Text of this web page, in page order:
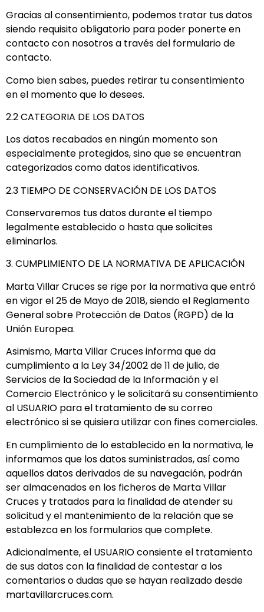
Gracias al consentimiento, podemos tratar tus datos
siendo requisito obligatorio para poder ponerte en
contacto con nosotros a través del formulario de
contacto.
Como bien sabes, puedes retirar tu consentimiento
en el momento que lo desees.
2.2 CATEGORIA DE LOS DATOS
Los datos recabados en ningún momento son
especialmente protegidos, sino que se encuentran
categorizados como datos identificativos.
2.3 TIEMPO DE CONSERVACIÓN DE LOS DATOS
Conservaremos tus datos durante el tiempo
legalmente establecido o hasta que solicites
eliminarlos.
3. CUMPLIMIENTO DE LA NORMATIVA DE APLICACIÓN
Marta Villar Cruces se rige por la normativa que entró
en vigor el 25 de Mayo de 2018, siendo el Reglamento
General sobre Protección de Datos (RGPD) de la
Unión Europea.
Asimismo, Marta Villar Cruces informa que da
cumplimiento a la Ley 34/2002 de 11 de julio, de
Servicios de la Sociedad de la Información y el
Comercio Electrónico y le solicitará su consentimiento
al USUARIO para el tratamiento de su correo
electrónico si se quisiera utilizar con fines comerciales.
En cumplimiento de lo establecido en la normativa, le
informamos que los datos suministrados, así como
aquellos datos derivados de su navegación, podrán
ser almacenados en los ficheros de Marta Villar
Cruces y tratados para la finalidad de atender su
solicitud y el mantenimiento de la relación que se
establezca en los formularios que complete.
Adicionalmente, el USUARIO consiente el tratamiento
de sus datos con la finalidad de contestar a los
comentarios o dudas que se hayan realizado desde
martavillarcruces.com.